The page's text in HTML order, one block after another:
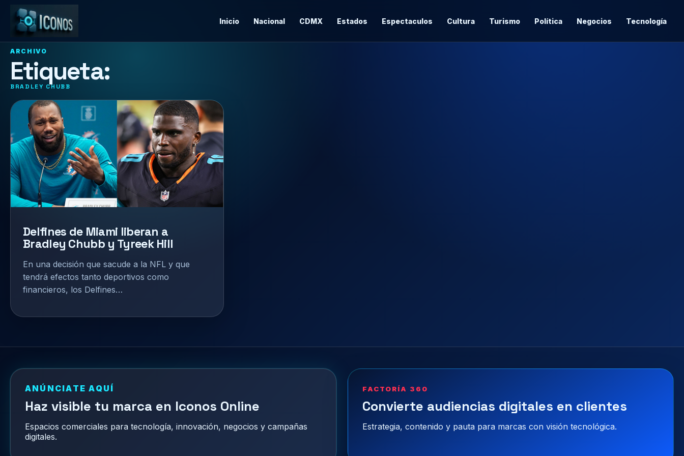
Inicio Nacional CDMX Estados Espectaculos Cultura Turismo Política Negocios Tecnología
ARCHIVO
Etiqueta:
BRADLEY CHUBB
Delfines de Miami liberan a
Bradley Chubb y Tyreek Hill
En una decisión que sacude a la NFL y que
tendrá efectos tanto deportivos como
financieros, los Delfines…
ANÚNCIATE AQUÍ
Haz visible tu marca en Iconos Online
Espacios comerciales para tecnología, innovación, negocios y campañas
digitales.
FACTORÍA 360
Convierte audiencias digitales en clientes
Estrategia, contenido y pauta para marcas con visión tecnológica.